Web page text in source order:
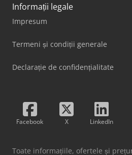
Informații legale
Impresum
Termeni și condiții generale
Declarație de confidențialitate
Facebook X LinkedIn
Toate informațiile, ofertele și